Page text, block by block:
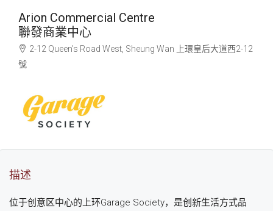
Arion Commercial Centre
聯發商業中心
2-12 Queen's Road West, Sheung Wan 上環皇后大道西2-12
號
描述
位于创意区中心的上环Garage Society，是创新生活方式品